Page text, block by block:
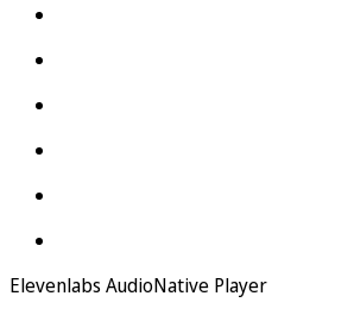
Elevenlabs AudioNative Player